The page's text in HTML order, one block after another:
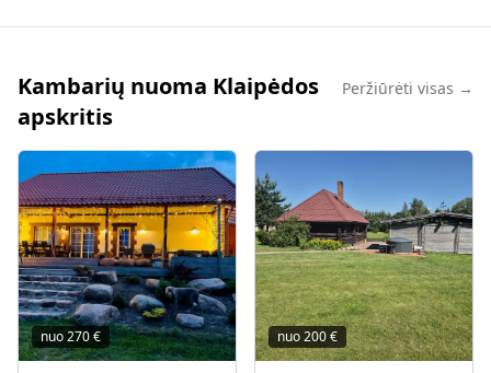
Kambarių nuoma Klaipėdos
apskritis
Peržiūrėti visas →
nuo270€ nuo200€